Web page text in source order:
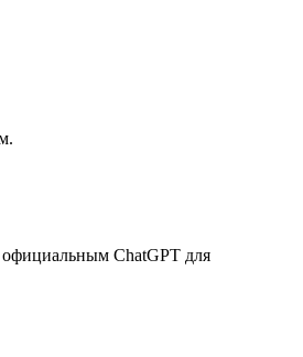
официальным ChatGPT для